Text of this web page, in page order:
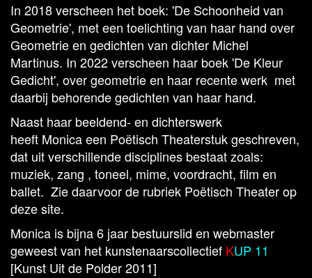
In 2018 verscheen het boek: 'De Schoonheid van
Geometrie', met een toelichting van haar hand over
Geometrie en gedichten van dichter Michel
Martinus. In 2022 verscheen haar boek 'De Kleur
Gedicht', over geometrie en haar recente werk met
daarbij behorende gedichten van haar hand.
Naast haar beeldend- en dichterswerk
heeft Monica een Poëtisch Theaterstuk geschreven,
dat uit verschillende disciplines bestaat zoals:
muziek, zang , toneel, mime, voordracht, film en
ballet. Zie daarvoor de rubriek Poëtisch Theater op
deze site.
Monica is bijna 6 jaar bestuurslid en webmaster
geweest van het kunstenaarscollectief KUP 11
[Kunst Uit de Polder 2011]